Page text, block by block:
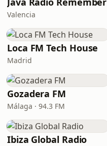
Valencia
Loca FM Tech House
Madrid
Gozadera FM
Málaga · 94.3 FM
Ibiza Global Radio